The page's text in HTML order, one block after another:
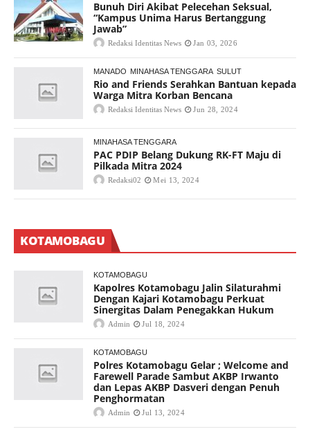
Bunuh Diri Akibat Pelecehan Seksual,
“Kampus Unima Harus Bertanggung
Jawab”
Redaksi Identitas News Jan 03, 2026
MANADO MINAHASA TENGGARA SULUT
Rio and Friends Serahkan Bantuan kepada
Warga Mitra Korban Bencana
Redaksi Identitas News Jun 28, 2024
MINAHASA TENGGARA
PAC PDIP Belang Dukung RK-FT Maju di
Pilkada Mitra 2024
Redaksi02 Mei 13, 2024
KOTAMOBAGU
KOTAMOBAGU
Kapolres Kotamobagu Jalin Silaturahmi
Dengan Kajari Kotamobagu Perkuat
Sinergitas Dalam Penegakkan Hukum
Admin Jul 18, 2024
KOTAMOBAGU
Polres Kotamobagu Gelar ; Welcome and
Farewell Parade Sambut AKBP Irwanto
dan Lepas AKBP Dasveri dengan Penuh
Penghormatan
Admin Jul 13, 2024